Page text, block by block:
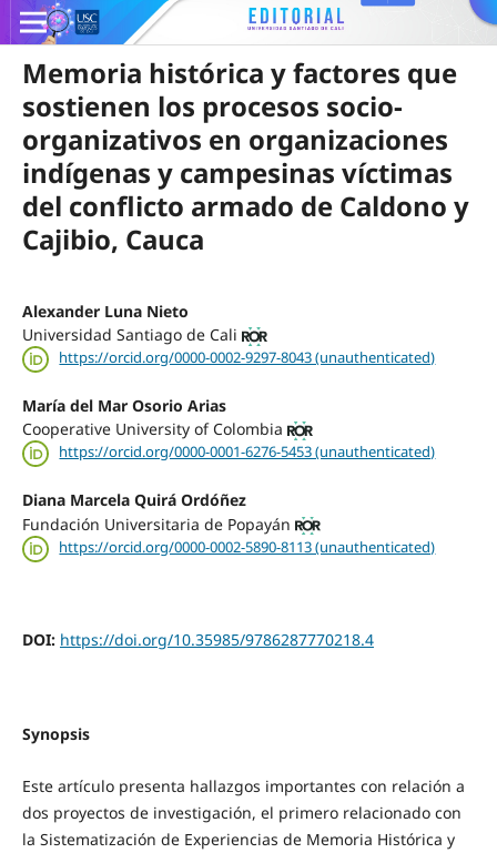
Memoria histórica y factores que
sostienen los procesos socio-
organizativos en organizaciones
indígenas y campesinas víctimas
del conflicto armado de Caldono y
Cajibio, Cauca
Alexander Luna Nieto
Universidad Santiago de Cali
https://orcid.org/0000-0002-9297-8043 (unauthenticated)
María del Mar Osorio Arias
Cooperative University of Colombia
https://orcid.org/0000-0001-6276-5453 (unauthenticated)
Diana Marcela Quirá Ordóñez
Fundación Universitaria de Popayán
https://orcid.org/0000-0002-5890-8113 (unauthenticated)
DOI: https://doi.org/10.35985/9786287770218.4
Synopsis
Este artículo presenta hallazgos importantes con relación a
dos proyectos de investigación, el primero relacionado con
la Sistematización de Experiencias de Memoria Histórica y